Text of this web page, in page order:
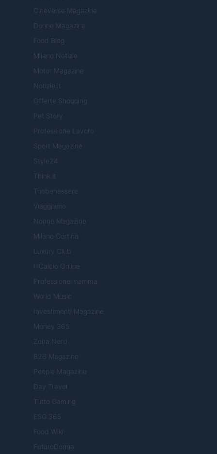
Cineverse Magazine
Donne Magazine
Food Blog
Milano Notizie
Motor Magazine
Notizie.it
Offerte Shopping
Pet Story
Professione Lavoro
Sport Magazine
Style24
Think.it
Tuobenessere
Viaggiamo
Nonne Magazine
Milano Cortina
Luxury Club
Il Calcio Online
Professione mamma
World Music
Investimenti Magazine
Money 365
Zona Nerd
B2B Magazine
People Magazine
Day Travel
Tutto Gaming
ESG 365
Food Wiki
FuturoDonna